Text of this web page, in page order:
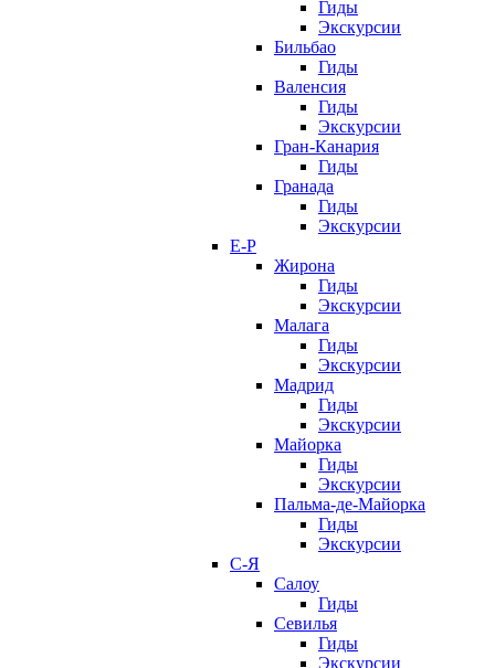
Гиды
Экскурсии
Бильбао
Гиды
Валенсия
Гиды
Экскурсии
Гран-Канария
Гиды
Гранада
Гиды
Экскурсии
Е-Р
Жирона
Гиды
Экскурсии
Малага
Гиды
Экскурсии
Мадрид
Гиды
Экскурсии
Майорка
Гиды
Экскурсии
Пальма-де-Майорка
Гиды
Экскурсии
С-Я
Салоу
Гиды
Севилья
Гиды
Экскурсии